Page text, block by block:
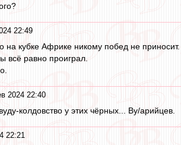
22:49
на кубке Африке никому побед не приносит.
равно проиграл.
2024 22:40
колдовство у этих чёрных... Ву/арийцев.
22:21